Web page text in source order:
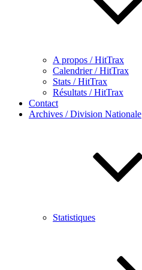
A propos / HitTrax
Calendrier / HitTrax
Stats / HitTrax
Résultats / HitTrax
Contact
Archives / Division Nationale
Statistiques